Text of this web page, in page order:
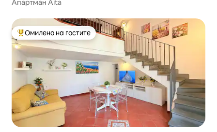
Апартман Àita
Меѓу најуспешните „Омилени на гостите“
Омилено на гостите